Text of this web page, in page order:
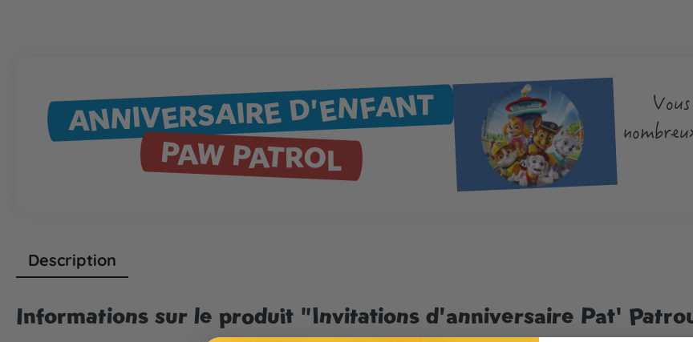
ANNIVERSAIRE D'ENFANT
PAW PATROL
Description
Informations sur le produit "Invitations d'anniversaire Pat'